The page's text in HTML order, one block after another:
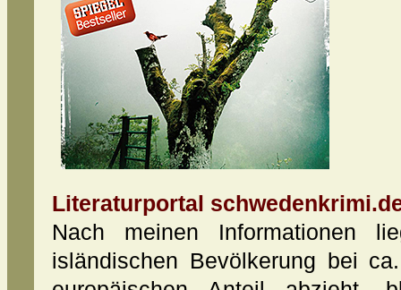
Literaturportal
Nach meinen Informationen
isländischen Bevölkerung bei